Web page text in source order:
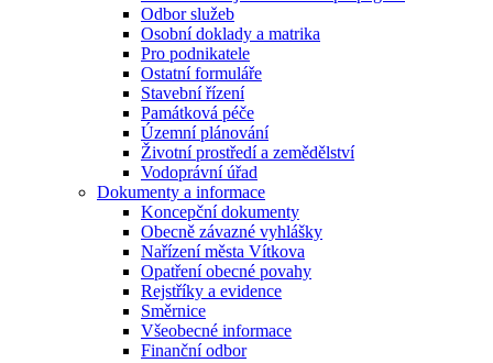
Odbor služeb
Osobní doklady a matrika
Pro podnikatele
Ostatní formuláře
Stavební řízení
Památková péče
Územní plánování
Životní prostředí a zemědělství
Vodoprávní úřad
Dokumenty a informace
Koncepční dokumenty
Obecně závazné vyhlášky
Nařízení města Vítkova
Opatření obecné povahy
Rejstříky a evidence
Směrnice
Všeobecné informace
Finanční odbor